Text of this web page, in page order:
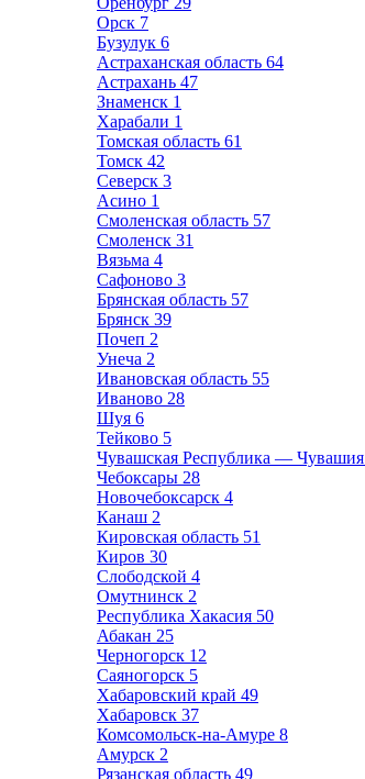
Орск 7
Бузулук 6
Астраханская область 64
Астрахань 47
Знаменск 1
Харабали 1
Томская область 61
Томск 42
Северск 3
Асино 1
Смоленская область 57
Смоленск 31
Вязьма 4
Сафоново 3
Брянская область 57
Брянск 39
Почеп 2
Унеча 2
Ивановская область 55
Иваново 28
Шуя 6
Тейково 5
Чувашская Республика — Чувашия
Чебоксары 28
Новочебоксарск 4
Канаш 2
Кировская область 51
Киров 30
Слободской 4
Омутнинск 2
Республика Хакасия 50
Абакан 25
Черногорск 12
Саяногорск 5
Хабаровский край 49
Хабаровск 37
Комсомольск-на-Амуре 8
Амурск 2
Рязанская область 49